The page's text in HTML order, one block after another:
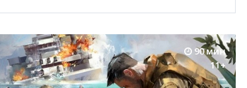
90 мин
11+